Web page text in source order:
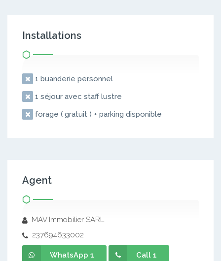
Installations
1 buanderie personnel
1 séjour avec staff lustre
forage ( gratuit ) + parking disponible
Agent
MAV Immobilier SARL
237694633002
WhatsApp 1 Call 1